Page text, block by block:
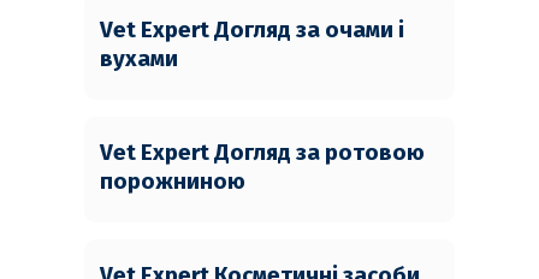
Vet Expert Догляд за очами і
вухами
Vet Expert Догляд за ротовою
порожниною